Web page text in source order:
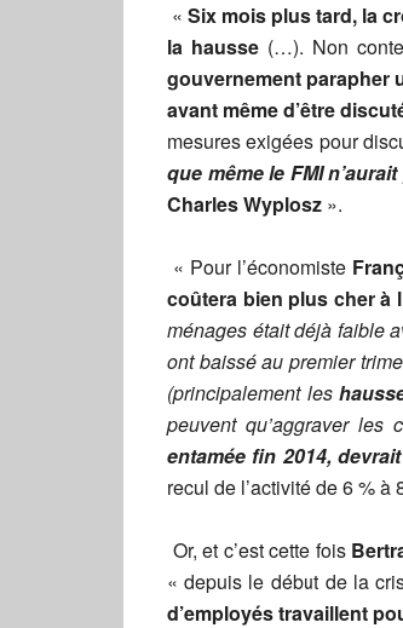
« Six mois plus tard, la
la hausse (…). Non
gouvernement parapher
avant même d’être
mesures exigées pour
que même le FMI
Charles Wyplosz ».
« Pour l’économiste
coûtera bien plus cher à
ménages était déjà faible
ont baissé au premier
(principalement les
peuvent qu’aggraver les
entamée fin 2014,
recul de l’activité de 6 % à
Or, et c’est cette fois
« depuis le début de la
d’employés travaillent